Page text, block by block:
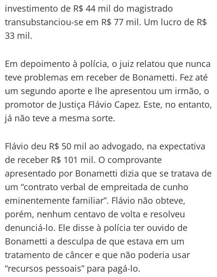
investimento de R$ 44 mil do magistrado
transubstanciou-se em R$ 77 mil. Um lucro de R$
33 mil.
Em depoimento à polícia, o juiz relatou que nunca
teve problemas em receber de Bonametti. Fez até
um segundo aporte e lhe apresentou um irmão, o
promotor de Justiça Flávio Capez. Este, no entanto,
já não teve a mesma sorte.
Flávio deu R$ 50 mil ao advogado, na expectativa
de receber R$ 101 mil. O comprovante
apresentado por Bonametti dizia que se tratava de
um “contrato verbal de empreitada de cunho
eminentemente familiar”. Flávio não obteve,
porém, nenhum centavo de volta e resolveu
denunciá-lo. Ele disse à polícia ter ouvido de
Bonametti a desculpa de que estava em um
tratamento de câncer e que não poderia usar
“recursos pessoais” para pagá-lo.